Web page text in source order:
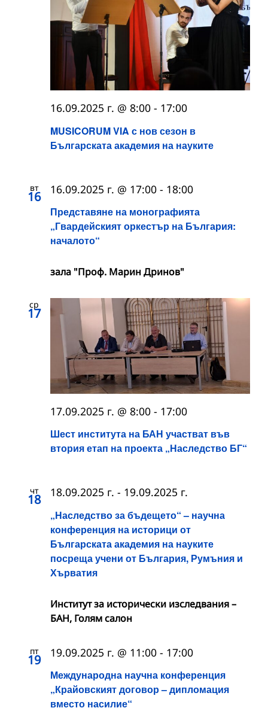
MUSICORUM VIA с нов сезон в
Българската академия на науките
16.09.2025 г. @ 8:00 - 17:00
вт
16
Представяне на монографията
„Гвардейският оркестър на България:
началото“
16.09.2025 г. @ 17:00 - 18:00
зала "Проф. Марин Дринов"
ср
17
Шест института на БАН участват във
втория етап на проекта „Наследство БГ“
17.09.2025 г. @ 8:00 - 17:00
чт
18
„Наследство за бъдещето“ – научна
конференция на историци от
Българската академия на науките
посреща учени от България, Румъния и
Хърватия
18.09.2025 г. - 19.09.2025 г.
Институт за исторически изследвания –
БАН, Голям салон
пт
19
Международна научна конференция
„Крайовският договор – дипломация
вместо насилие“
19.09.2025 г. @ 11:00 - 17:00